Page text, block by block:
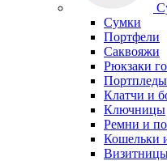
Сумки
Портфели
Саквояжи
Рюкзаки
Портпледы
Клатчи и
Ключницы
Ремни и
Кошельки